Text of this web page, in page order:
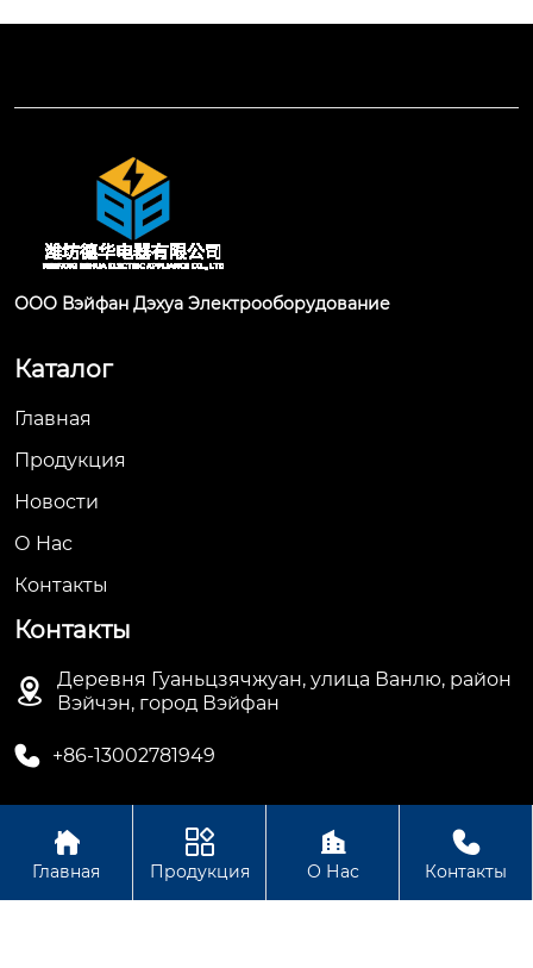
ООО Вэйфан Дэхуа Электрооборудование
Каталог
Главная
Продукция
Новости
О Hас
Контакты
Контакты

Деревня Гуаньцзячжуан, улица Ванлю, район
Вэйчэн, город Вэйфан
 +86-13002781949
Авторское право© ООО Вэйфан Дэхуа
Электрооборудование

Главная

Продукция

О Нас

Контакты